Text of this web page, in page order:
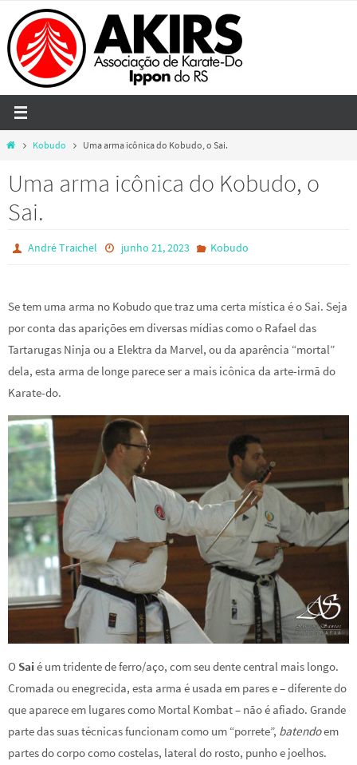
to
content
HomeKobudo Uma arma icônica do Kobudo, o Sai.
Uma arma icônica do Kobudo, o
Sai.
André Traichel junho 21, 2023 Kobudo
Se tem uma arma no Kobudo que traz uma certa mística é o Sai. Seja
por conta das aparições em diversas mídias como o Rafael das
Tartarugas Ninja ou a Elektra da Marvel, ou da aparência “mortal”
dela, esta arma de longe parece ser a mais icônica da arte-irmã do
Karate-do.
O Saié um tridente de ferro/aço, com seu dente central mais longo.
Cromada ou enegrecida, esta arma é usada em pares e – diferente do
que aparece em lugares como Mortal Kombat – não é afiado. Grande
parte das suas técnicas funcionam como um “porrete”, batendoem
partes do corpo como costelas, lateral do rosto, punho e joelhos.